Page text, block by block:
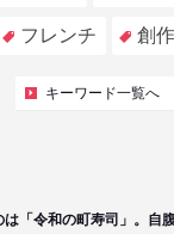
フレンチ 創
キーワード一覧へ
は「令和の町寿司」。自